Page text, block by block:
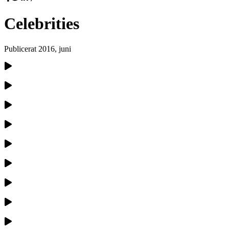
Celebrities
Publicerat 2016, juni